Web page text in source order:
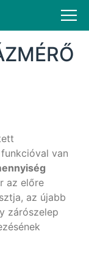
van
az előre
az újabb
zárószelep